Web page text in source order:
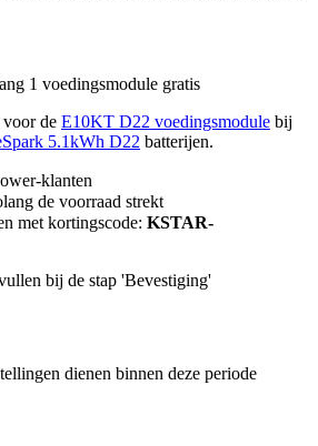
1 voedingsmodule gratis
de E10KT D22 voedingsmodule bij
5.1kWh D22 batterijen.
klanten
de voorraad strekt
met kortingscode: KSTAR-
bij de stap 'Bevestiging'
dienen binnen deze periode